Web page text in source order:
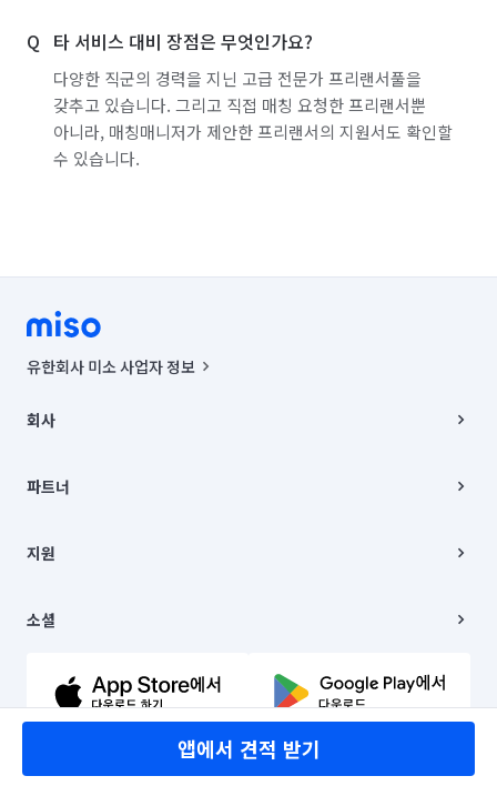
타 서비스 대비 장점은 무엇인가요?
다양한 직군의 경력을 지닌 고급 전문가 프리랜서풀을
갖추고 있습니다. 그리고 직접 매칭 요청한 프리랜서뿐
아니라, 매칭매니저가 제안한 프리랜서의 지원서도 확인할
수 있습니다.
앱에서 견적 받기
유한회사 미소 사업자 정보
00019 |
주소 | 본사: 서울특별시 종로구 율곡로 6(중학동, 트윈트리빌딩) B동 5층
컨택센터 : 서울특별시 종로구 수송동 율곡로 24, 7층, 8층 미소
상품, 상품정보, 거래에 관한 의무와 책임은 거래당사자에게 있습니다.
언론 보도 관련 문의:
© 유한회사 미소. Miso, Inc. All Rights Reserved.
회사
채용
파트너
이사
지원
이용약관
문의하기
소셜
유튜브